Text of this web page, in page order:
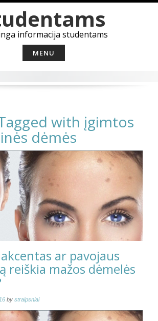
informacija studentams
MENU
with įgimtos
dėmės
ar pavojaus
reiškia mažos dėmelės
by straipsniai